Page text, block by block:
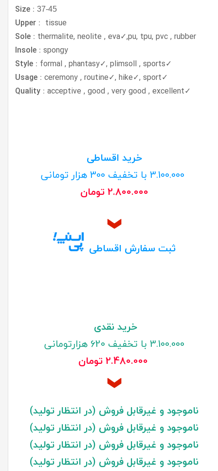
Size : 37-45
Upper : tissue
Sole : thermalite, neolite , eva✓,pu, tpu, pvc , rubber
Insole : spongy
✓
Style : formal , phantasy✓, plimsoll , sports
✓
Usage : ceremony , routine✓, hike✓, sport
✓
Quality : acceptive , good , very good , excellent
خرید اقساطی
2.800.000 تومان
ثبت سفارش اقساطی
خرید نقدی
3.100.000 با تخفیف 620 هزارتومانی
2.480.000 تومان
ناموجود و غیرقابل فروش (در انتظار تولید)
ناموجود و غیرقابل فروش (در انتظار تولید)
ناموجود و غیرقابل فروش (در انتظار تولید)
ناموجود و غیرقابل فروش (در انتظار تولید)